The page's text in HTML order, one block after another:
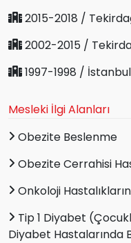
2015-2018 /
2002-2015 /
1997-1998 /
Mesleki İlgi Alanları
Obezite Beslenme
Obezite Cerrahisi
Onkoloji
Tip 1 Diyabet
Diyabet Hastalarında